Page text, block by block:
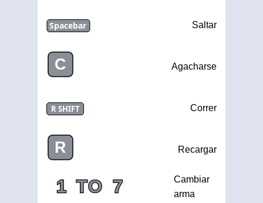
Spacebar Saltar
C Agacharse
R SHIFT Correr
R Recargar
1 TO 7
Cambiar
arma